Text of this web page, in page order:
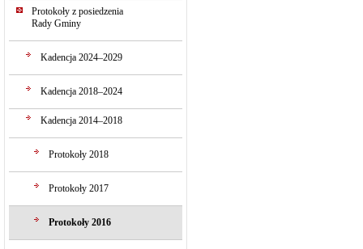
Protokoły z posiedzenia
Rady Gminy
Kadencja 2024–2029
Kadencja 2018–2024
Kadencja 2014–2018
Protokoły 2018
Protokoły 2017
Protokoły 2016